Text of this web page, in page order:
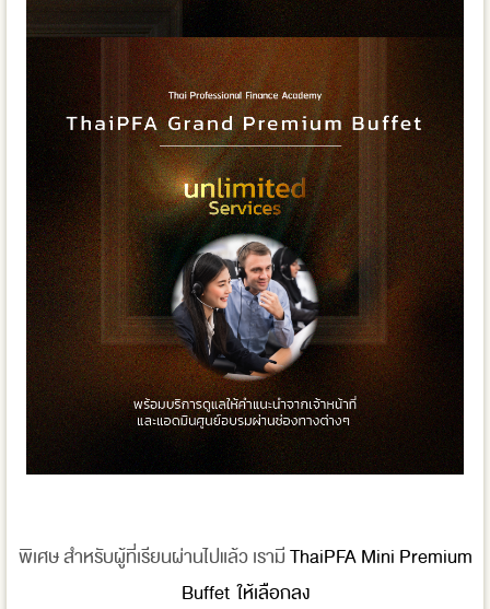
พิเศษ สำหรับผู้ที่เรียนผ่านไปแล้ว เรามีThaiPFA Mini Premium
Buffet ให้เลือกลง